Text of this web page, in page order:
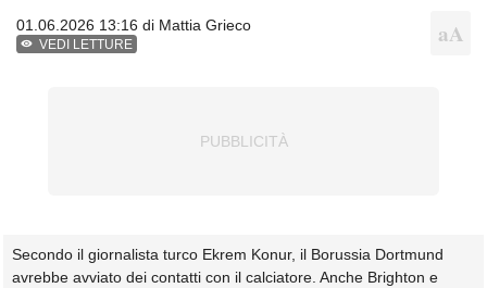
01.06.2026 13:16 di Mattia Grieco
VEDI LETTURE
Secondo il giornalista turco Ekrem Konur, il Borussia Dortmund
avrebbe avviato dei contatti con il calciatore. Anche Brighton e